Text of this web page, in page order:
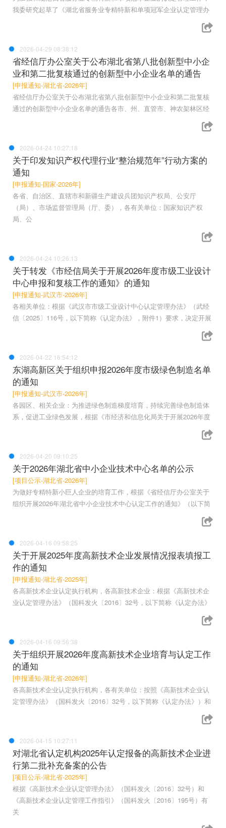
我委研究起草了《湖北省服务业专精特新和单项冠军企业认定管理办
2026-04-29 08:38:12
省经信厅办公室关于公布湖北省第八批创新型中小企
业和第二批复核通过的创新型中小企业名单的通告
[申报通知-湖北省-2026年]
省经信厅办公室关于公布湖北省第八批创新型中小企业和第二批复核
通过的创新型中小企业名单的通告各市、州、直管市、神农架林区经
2026-04-24 10:27:18
关于印发知识产权代理行业“整治规范年”行动方案的
通知
[申报通知-国家-2026年]
各省、自治区、直辖市和新疆生产建设兵团知识产权局、公安厅
（局）、市场监督管理局（厅、委），各有关单位：国家知识产权
局、公
2026-04-24 10:26:13
关于转发《市经信局关于开展2026年度市级工业设计
中心申报和复核工作的通知》的通知
[申报通知-武汉市-2026年]
各相关单位：根据《武汉市市级工业设计中心认定管理办法》（武经
信〔2025〕116号，以下简称《认定办法》，附件1）要求，决定开展
2026-04-22 16:54:12
东湖高新区关于组织申报2026年度市级绿色制造名单
的通知
[申报通知-武汉市-2026年]
各园区、相关企业：为推进绿色制造梯度培育，持续完善绿色制造体
系，促进工业绿色发展，根据《市经济和信息化局关于开展2026年度
2026-04-20 09:10:25
关于2026年湖北省中小企业技术中心名单的公示
[项目公示-湖北省-2026年]
为做好专精特新小巨人企业的培育工作，根据《省经信厅办公室关于
组织开展2026年湖北省中小企业技术中心认定工作的通知》（以下简
2026-04-16 09:58:25
关于开展2025年度高新技术企业发展情况报表填报工
作的通知
[申报通知-湖北省-2025年]
各高新技术企业认定执行机构，各高新技术企业：根据《高新技术企
业认定管理办法》（国科发火〔2016〕32号，以下简称《认定办法》
2026-04-16 09:56:38
关于组织开展2026年度高新技术企业培育与认定工作
的通知
[申报通知-湖北省-2026年]
各高新技术企业认定执行机构，各有关单位：按照《高新技术企业认
定管理办法》（国科发火〔2016〕32号，以下简称《认定办法》）和
2026-04-15 10:27:11
对湖北省认定机构2025年认定报备的高新技术企业进
行第二批补充备案的公告
[项目公示-湖北省-2025年]
根据《高新技术企业认定管理办法》（国科发火〔2016〕32号）和
《高新技术企业认定管理工作指引》（国科发火〔2016〕195号）有
关